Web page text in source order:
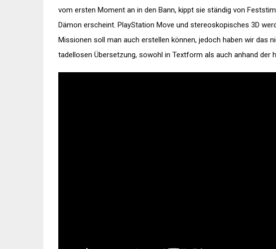
vom ersten Moment an in den Bann, kippt sie ständig von
Dämon erscheint. PlayStation Move und stereoskopisches 3D
Missionen soll man auch erstellen können, jedoch haben wir das
tadellosen Übersetzung, sowohl in Textform als auch anhand der